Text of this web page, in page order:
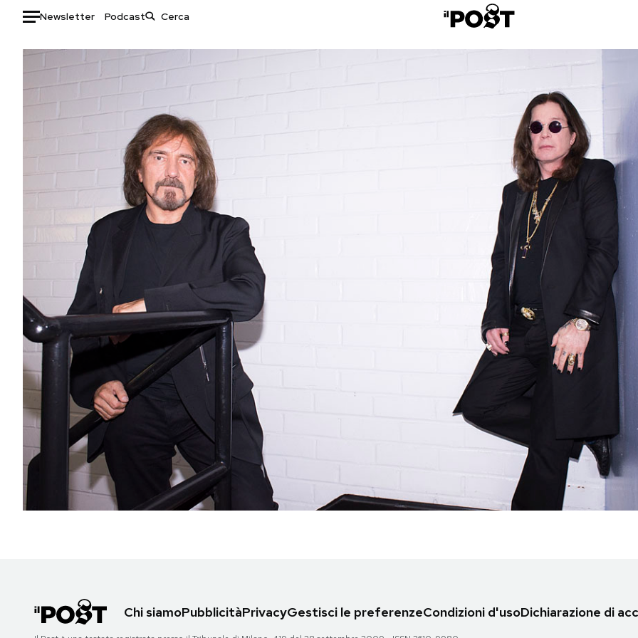
Newsletter Podcast
Auto
HOME
Italia
Scienza
Cultura
Economia
Sport
Moda
Libri
Consumismi
Storie/Idee
Ok Boomer!
Media
Altrecose
Mondiali calcio 2026
PODCAST
NEWSLETTER
I MIEI PREFERITI
SHOP
Area PersonaleChi siamoPubblicitàPrivacyGestisci le preferenzeCondizioni d'usoDichiarazione di